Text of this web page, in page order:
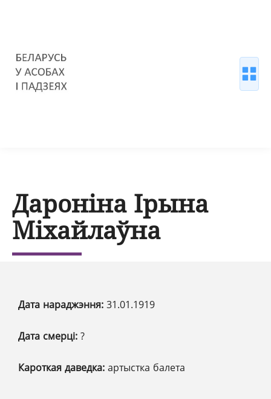
Дароніна Ірына
Міхайлаўна
Дата нараджэння: 31.01.1919
Дата смерці: ?
Кароткая даведка: артыстка балета